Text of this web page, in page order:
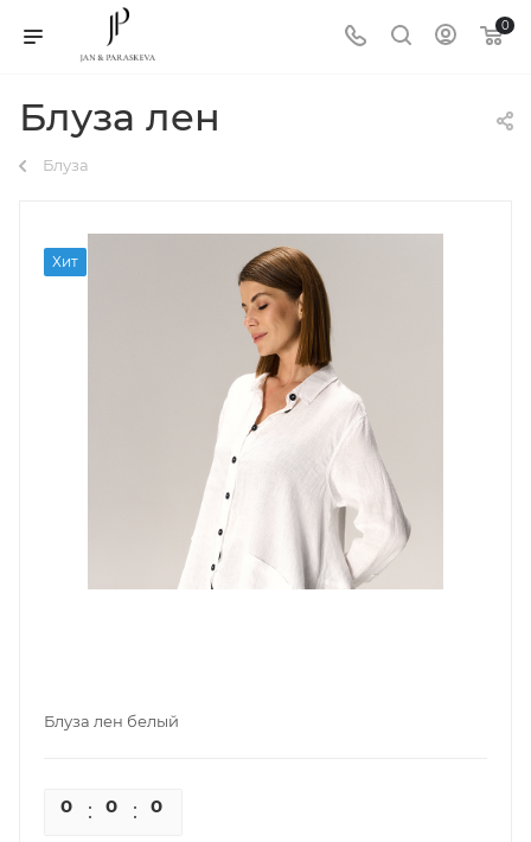
0
Блуза лен
Блуза
Хит
Блуза лен белый
0 0 0